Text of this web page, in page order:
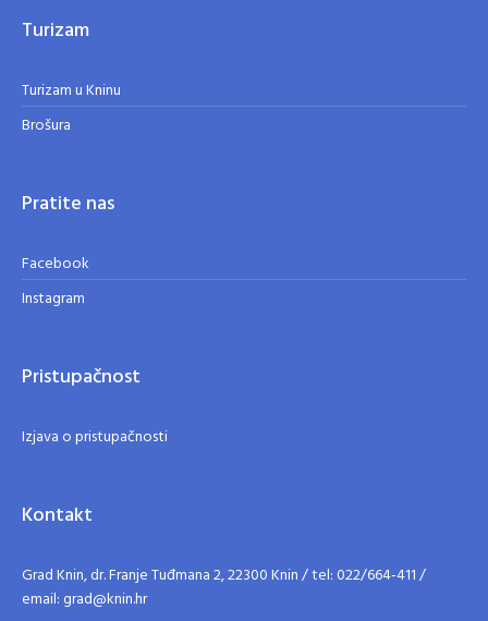
Turizam
Turizam u Kninu
Brošura
Pratite nas
Facebook
Instagram
Pristupačnost
Izjava o pristupačnosti
Kontakt
Grad Knin, dr. Franje Tuđmana 2, 22300 Knin / tel: 022/664-411 /
email: grad@knin.hr